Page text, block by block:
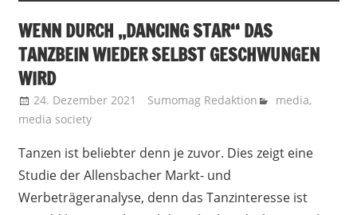
WENN DURCH ,,DANCING STAR‘‘ DAS
TANZBEIN WIEDER SELBST GESCHWUNGEN
WIRD
24. Dezember 2021 Sumomag Redaktion media,
media society
Tanzen ist beliebter denn je zuvor. Dies zeigt eine
Studie der Allensbacher Markt- und
Werbeträgeranalyse, denn das Tanzinteresse ist